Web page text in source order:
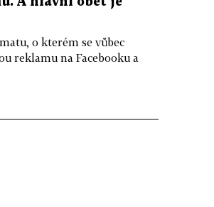
o kterém se vůbec
reklamu na Facebooku a